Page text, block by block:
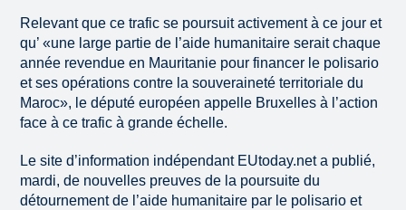
Relevant que ce trafic se poursuit activement à ce jour et
qu’ «une large partie de l’aide humanitaire serait chaque
année revendue en Mauritanie pour financer le polisario
et ses opérations contre la souveraineté territoriale du
Maroc», le député européen appelle Bruxelles à l’action
face à ce trafic à grande échelle.
Le site d’information indépendant EUtoday.net a publié,
mardi, de nouvelles preuves de la poursuite du
détournement de l’aide humanitaire par le polisario et